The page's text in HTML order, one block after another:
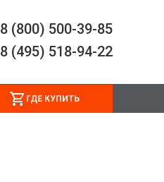
8 (800) 500-39-85
8 (495) 518-94-22
ГДЕ КУПИТЬ